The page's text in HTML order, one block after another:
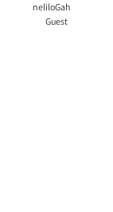
neliloGah
Guest